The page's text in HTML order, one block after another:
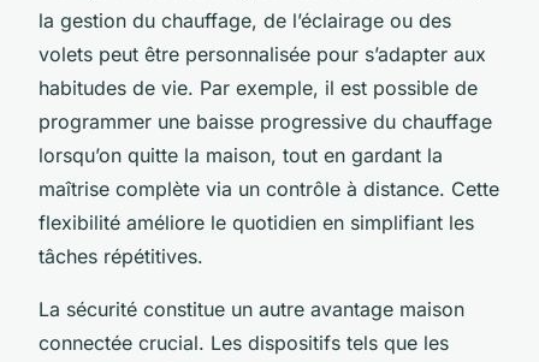
la gestion du chauffage, de l’éclairage ou des
volets peut être personnalisée pour s’adapter aux
habitudes de vie. Par exemple, il est possible de
programmer une baisse progressive du chauffage
lorsqu’on quitte la maison, tout en gardant la
maîtrise complète via un contrôle à distance. Cette
flexibilité améliore le quotidien en simplifiant les
tâches répétitives.
La sécurité constitue un autre avantage maison
connectée crucial. Les dispositifs tels que les